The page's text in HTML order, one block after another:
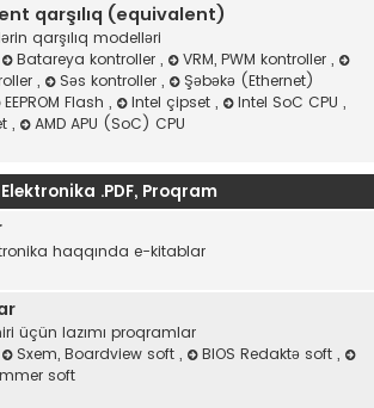
qarşılıq (equivalent)
qarşılıq modelləri
Batareya kontroller , VRM, PWM kontroller ,
, Səs kontroller ,
Şəbəkə (Ethernet)
EEPROM Flash , Intel çipset , Intel SoC CPU ,
,
AMD APU (SoC) CPU
Elektronika .PDF, Proqram
haqqında e-kitablar
üçün lazımı proqramlar
Sxem, Boardview soft , BIOS Redaktə soft ,
soft